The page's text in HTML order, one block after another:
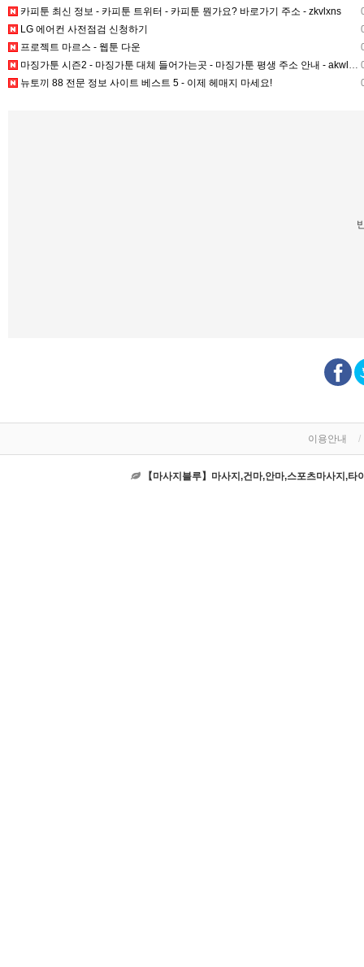
카피툰 최신 정보 - 카피툰 트위터 - 카피툰 뭔가요? 바로가기 주소 - zkvlxns
LG 에어컨 사전점검 신청하기
프로젝트 마르스 - 웹툰 다운
마징가툰 시즌2 - 마징가툰 대체 들어가는곳 - 마징가툰 평생 주소 안내 - akwldrkxns
뉴토끼 88 전문 정보 사이트 베스트 5 - 이제 헤매지 마세요!
이용안내
【마사지블루】마사지,건마,안마,스포츠마사지,